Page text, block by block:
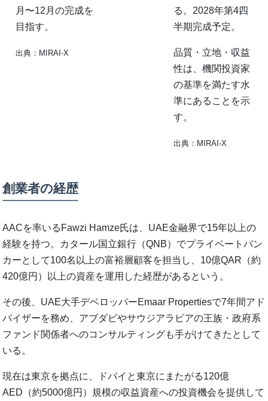
月〜12月の完成を
目指す。
出典：MIRAI-X
る。2028年第4四
半期完成予定。
品質・立地・収益
性は、機関投資家
の基準を満たす水
準にあることを示
す。
出典：MIRAI-X
創業者の経歴
AACを率いるFawzi Hamze氏は、UAE金融界で15年以上の
経験を持つ。カタール国立銀行（QNB）でプライベートバン
カーとして100名以上の富裕層顧客を担当し、10億QAR（約
420億円）以上の資産を運用した経歴があるという。
その後、UAE大手デベロッパーEmaar Propertiesで7年間アド
バイザーを務め、アブダビやサウジアラビアの王族・政府系
ファンド関係者へのコンサルティングも手がけてきたとして
いる。
現在は東京を拠点に、ドバイと東京にまたがる120億
AED（約5000億円）規模の収益資産への投資機会を提供して